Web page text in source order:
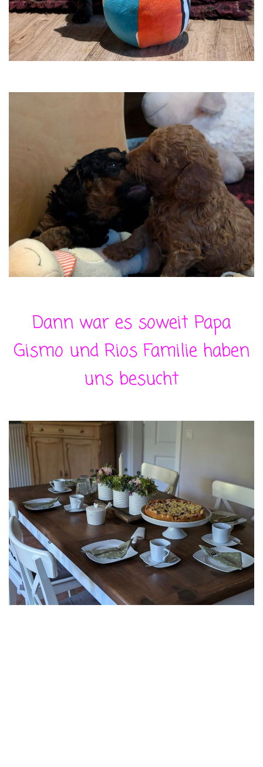
Dann war es soweit Papa
Gismo und Rios Familie haben
uns besucht